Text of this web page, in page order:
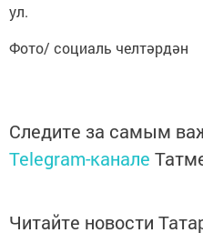
ул.
Фото/ социаль челтәрдән
Следите за самым
Telegram-канале
Читайте новости